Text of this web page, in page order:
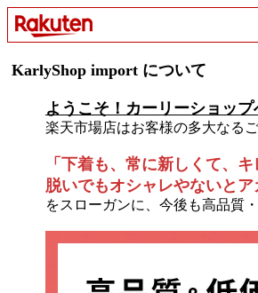
KarlyShop import について
ようこそ！カーリーショップ
楽天市場店はお客様の多大なる
「下着も、常に新しくて、キ
脱いでもオシャレやないとア
をスローガンに、今後も高品質